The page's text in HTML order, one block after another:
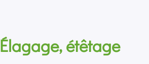
Élagage, étêtage